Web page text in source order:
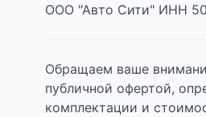
ООО "Авто Сити" ИНН
Обращаем ваше
публичной офертой,
комплектации и